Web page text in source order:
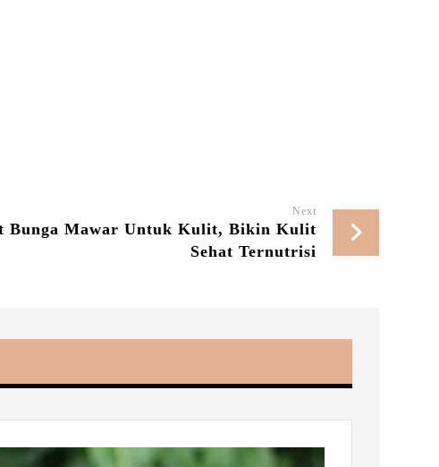
Next
Bunga Mawar Untuk Kulit, Bikin Kulit
Sehat Ternutrisi